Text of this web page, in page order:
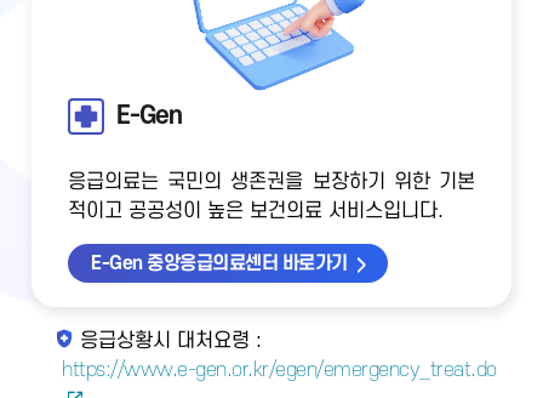
E-Gen
응급의료는 국민의 생존권을 보장하기 위한 기본
적이고 공공성이 높은 보건의료 서비스입니다.
E-Gen 중앙응급의료센터 바로가기
응급상황시 대처요령 :
https://www.e-gen.or.kr/egen/emergency_treat.do